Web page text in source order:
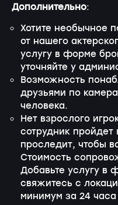
Дополнительно:
Хотите необычное
от нашего
услугу в форме
уточняйте у
Возможность
друзьями по
человека.
Нет взрослого
сотрудник пройдет
проследит, чтобы
Стоимость
Добавьте услугу в
свяжитесь с
минимум за 24